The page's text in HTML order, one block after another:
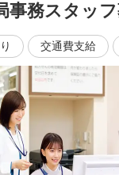
事務スタッ
交通費支給